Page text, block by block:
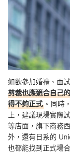
如欲參加婚禮、面
剪裁也應適合自己
得不夠正式 。同時
上，建議現場實際
等店面，旗下商務
外，還有日系的
也都能找到正式場